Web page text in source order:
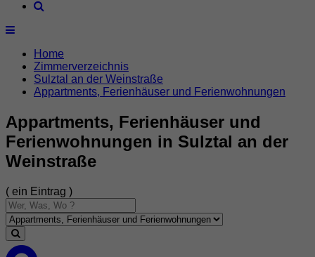
Home
Zimmerverzeichnis
Sulztal an der Weinstraße
Appartments, Ferienhäuser und Ferienwohnungen
Appartments, Ferienhäuser und
Ferienwohnungen in Sulztal an der
Weinstraße
( ein Eintrag )